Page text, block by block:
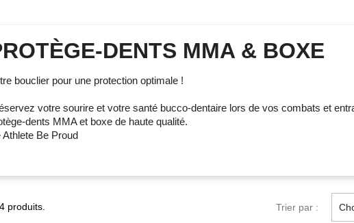
DENTS MMA & BOXE
bouclier pour une protection optimale !
votre sourire et votre santé bucco-dentaire lors de vos combats et
dents MMA et boxe de haute qualité.
Athlete Be Proud
produits. Trier par :